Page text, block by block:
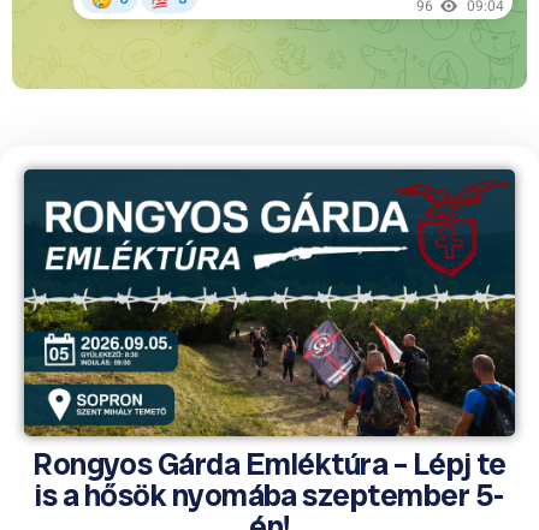
Rongyos Gárda Emléktúra – Lépj te
is a hősök nyomába szeptember 5-